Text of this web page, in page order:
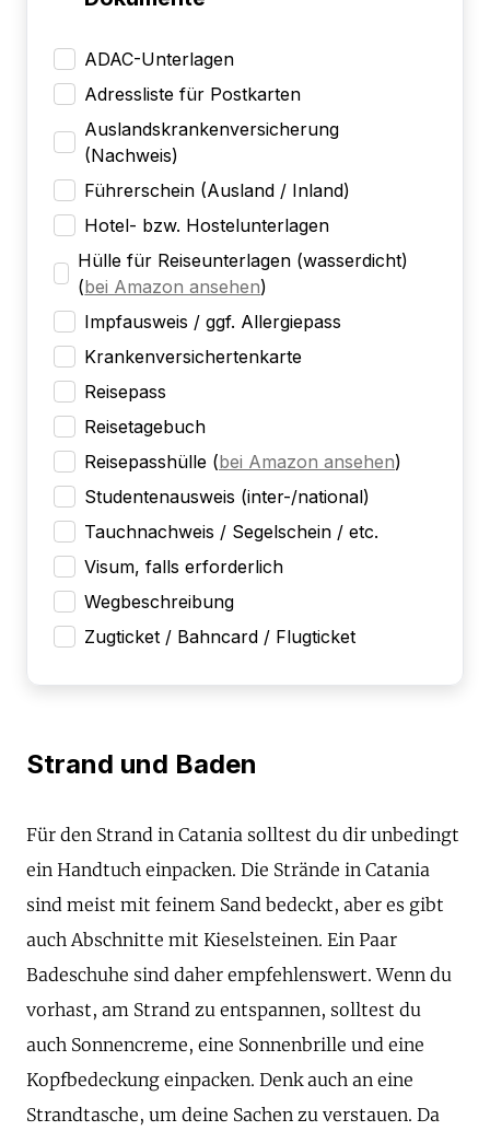
ADAC-Unterlagen
Adressliste für Postkarten
Auslandskrankenversicherung
(Nachweis)
Führerschein (Ausland / Inland)
Hotel- bzw. Hostelunterlagen
Hülle für Reiseunterlagen (wasserdicht)
(bei Amazon ansehen)
Impfausweis / ggf. Allergiepass
Krankenversichertenkarte
Reisepass
Reisetagebuch
Reisepasshülle (bei Amazon ansehen)
Studentenausweis (inter-/national)
Tauchnachweis / Segelschein / etc.
Visum, falls erforderlich
Wegbeschreibung
Zugticket / Bahncard / Flugticket
Strand und Baden
Für den Strand in Catania solltest du dir unbedingt
ein Handtuch einpacken. Die Strände in Catania
sind meist mit feinem Sand bedeckt, aber es gibt
auch Abschnitte mit Kieselsteinen. Ein Paar
Badeschuhe sind daher empfehlenswert. Wenn du
vorhast, am Strand zu entspannen, solltest du
auch Sonnencreme, eine Sonnenbrille und eine
Kopfbedeckung einpacken. Denk auch an eine
Strandtasche, um deine Sachen zu verstauen. Da